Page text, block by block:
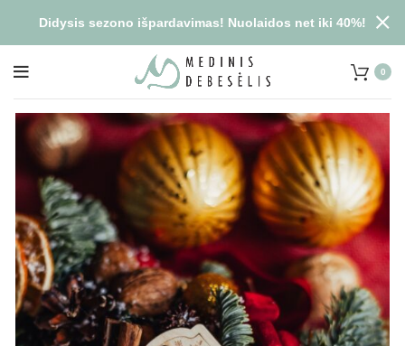
0
Didysis sezono išpardavimas! Nuolaidos net iki 40%!